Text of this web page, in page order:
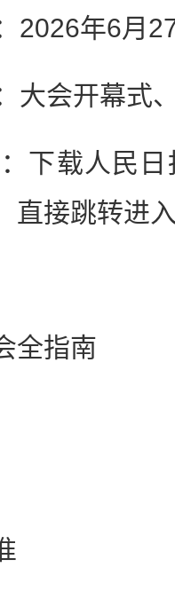
年6月27
会开幕式
载人民日
直接跳转进
指南